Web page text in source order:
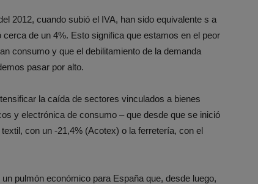
2012, cuando subió el IVA, han sido equivalente s a
de un 4%. Esto significa que estamos en el peor
consumo y que el debilitamiento de la demanda
pasar por alto.
la caída de sectores vinculados a bienes
y electrónica de consumo – que desde que se inició
con un -21,4% (Acotex) o la ferretería, con el
pulmón económico para España que, desde luego,